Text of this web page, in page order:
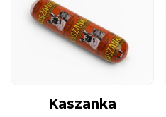
Kaszanka